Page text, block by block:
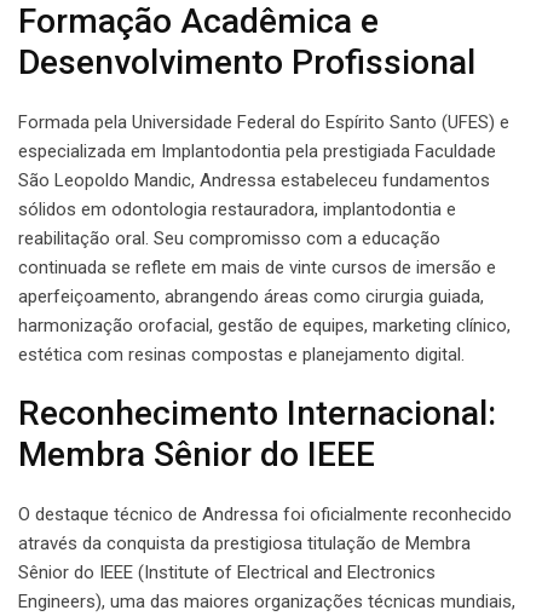
Formação Acadêmica e
Desenvolvimento Profissional
Formada pela Universidade Federal do Espírito Santo (UFES) e
especializada em Implantodontia pela prestigiada Faculdade
São Leopoldo Mandic, Andressa estabeleceu fundamentos
sólidos em odontologia restauradora, implantodontia e
reabilitação oral. Seu compromisso com a educação
continuada se reflete em mais de vinte cursos de imersão e
aperfeiçoamento, abrangendo áreas como cirurgia guiada,
harmonização orofacial, gestão de equipes, marketing clínico,
estética com resinas compostas e planejamento digital.
Reconhecimento Internacional:
Membra Sênior do IEEE
O destaque técnico de Andressa foi oficialmente reconhecido
através da conquista da prestigiosa titulação de Membra
Sênior do IEEE (Institute of Electrical and Electronics
Engineers), uma das maiores organizações técnicas mundiais,